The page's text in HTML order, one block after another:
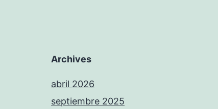
Archives
abril 2026
septiembre 2025